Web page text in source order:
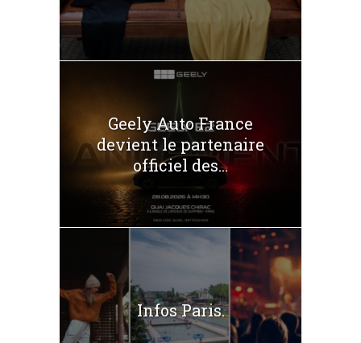
Geely Auto France
devient le partenaire
officiel des...
Infos Paris.